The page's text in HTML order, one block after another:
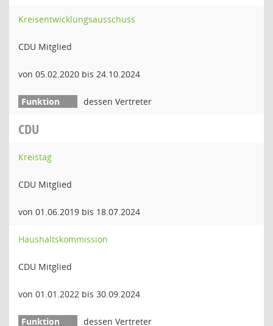
Kreisentwicklungsausschuss
CDU Mitglied
von 05.02.2020 bis 24.10.2024
dessen Vertreter
CDU
Kreistag
CDU Mitglied
von 01.06.2019 bis 18.07.2024
Haushaltskommission
CDU Mitglied
von 01.01.2022 bis 30.09.2024
dessen Vertreter